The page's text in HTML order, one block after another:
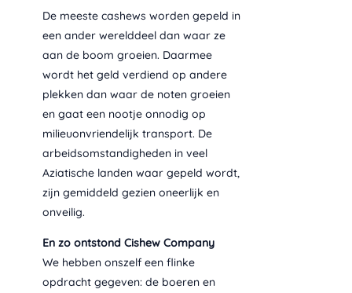
De meeste cashews worden gepeld in
een ander werelddeel dan waar ze
aan de boom groeien. Daarmee
wordt het geld verdiend op andere
plekken dan waar de noten groeien
en gaat een nootje onnodig op
milieuonvriendelijk transport. De
arbeidsomstandigheden in veel
Aziatische landen waar gepeld wordt,
zijn gemiddeld gezien oneerlijk en
onveilig.
En zo ontstond Cishew Company
We hebben onszelf een flinke
opdracht gegeven: de boeren en